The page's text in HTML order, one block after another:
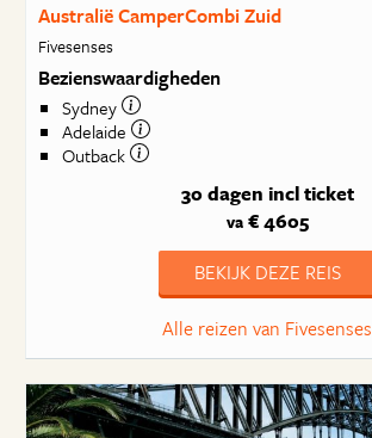
Australië CamperCombi Zuid
Fivesenses
Bezienswaardigheden
Sydney
Adelaide
Outback
30 dagen incl ticket
va€ 4605
BEKIJK DEZE REIS
Alle reizen van Fivesenses